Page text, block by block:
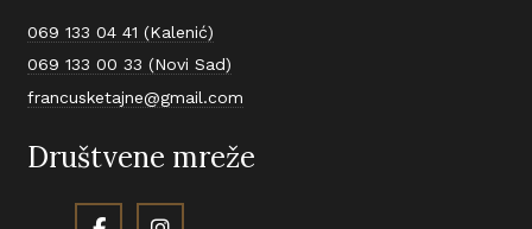
069 133 04 41 (Kalenić)
069 133 00 33 (Novi Sad)
francusketajne@gmail.com
Društvene mreže